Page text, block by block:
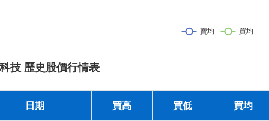
技 歷史股價行情表
日期 買高 買低 買均